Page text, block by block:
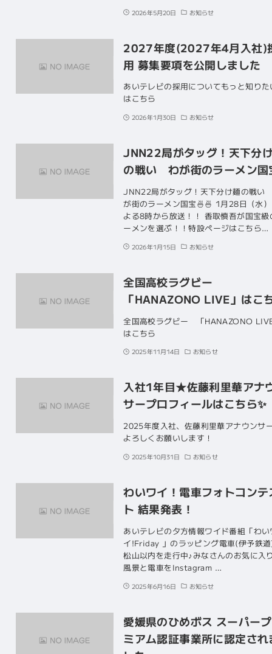
2026年5月20日 お知らせ
2027年度(2027年4月入社)
用 募集要項を公開しました
あいテレビの採用についてもっと知りた
はこちら
2026年1月30日 お知らせ
JNN22局がタッグ！天下分
の戦い わが街のラーメン国
JNN22局がタッグ！天下分け麺の戦
が街のラーメン国宝🍜🍜 1月28日（
よる8時から放送！！ 香取慎吾が国宝級
ーメンを選ぶ！！特設ページはこちら…
2026年1月15日 お知らせ
全国高校ラグビー
「HANAZONO LIVE」はこ
全国高校ラグビー 「HANAZONO
はこちら
2025年11月14日 お知らせ
入社1年目★佐藤利里華アナ
サープロフィールはこちら✨
2025年度入社、佐藤利里華アナウンサ
よろしくお願いします！
2025年10月31日 お知らせ
わいワイ！電車フォトコンテ
ト 結果発表！
あいテレビの夕方情報ワイド番組「わい
イ!Friday 」のラッピング電車(伊予鉄
松山以内を走行中♪みなさんのお気に入
風景と電車をInstagram …
2025年6月16日 お知らせ
愛媛県のひめボス スーパー
ミアム認証事業所に認定され